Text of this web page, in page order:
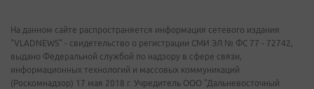
На данном сайте распространяется информация сетевого издания
"VLADNEWS" - свидетельство о регистрации СМИ ЭЛ № ФС 77 - 72742,
выдано Федеральной службой по надзору в сфере связи,
информационных технологий и массовых коммуникаций
(Роскомнадзор) 17 мая 2018 г. Учредитель ООО "Дальневосточный